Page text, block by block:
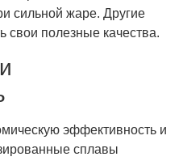
сильной жаре. Другие
свои полезные качества.
эффективность и
сплавы